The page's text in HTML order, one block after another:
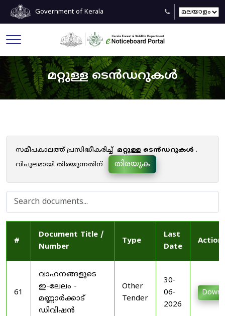
Government of Kerala
മറ്റുള്ള ടെൻഡറുകൾ
സമീപകാലത്ത് പ്രസിദ്ധീകരിച്ച് മറ്റുള്ള ടെൻഡറുകൾ .
വിപുലമായി തിരയുന്നതിന്
തിരയുക
#
Document Title /
Number
Type
Last
Date
61
വാഹനങ്ങളുടെ
ഇ-ലേലം -
മണ്ണാർക്കാട്
ഡിവിഷൻ
Other
Tender
30-
06-
2026